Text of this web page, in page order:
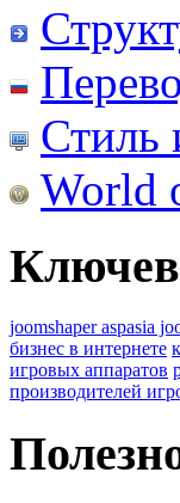
Стиль
World
joomshaper aspasia
бизнес в интернете
игровых аппаратов
производителей